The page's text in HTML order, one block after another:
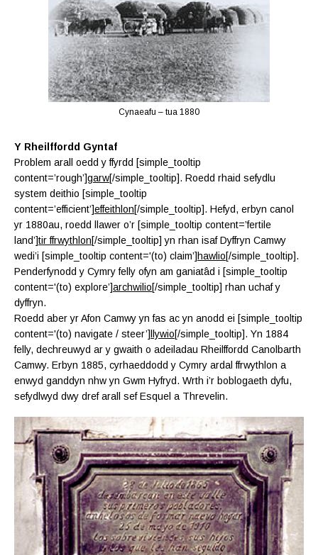
Cynaeafu – tua 1880
Y Rheilffordd Gyntaf
Problem arall oedd y ffyrdd [simple_tooltip
content=’rough’]garw[/simple_tooltip]. Roedd rhaid sefydlu
system deithio [simple_tooltip
content=’efficient’]effeithlon[/simple_tooltip]. Hefyd, erbyn canol
yr 1880au, roedd llawer o’r [simple_tooltip content=’fertile
land’]tir ffrwythlon[/simple_tooltip] yn rhan isaf Dyffryn Camwy
wedi’i [simple_tooltip content='(to) claim’] hawlio[/simple_tooltip].
Penderfynodd y Cymry felly ofyn am ganiatâd i [simple_tooltip
content='(to) explore’]archwilio[/simple_tooltip] rhan uchaf y
dyffryn.
Roedd aber yr Afon Camwy yn fas ac yn anodd ei [simple_tooltip
content='(to) navigate / steer’] llywio[/simple_tooltip]. Yn 1884
felly, dechreuwyd ar y gwaith o adeiladau Rheilffordd Canolbarth
Camwy. Erbyn 1885, cyrhaeddodd y Cymry ardal ffrwythlon a
enwyd ganddyn nhw yn Gwm Hyfryd. Wrth i’r boblogaeth dyfu,
sefydlwyd dwy dref arall sef Esquel a Threvelin.